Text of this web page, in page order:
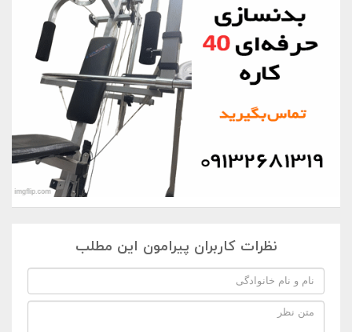
نظرات کاربران پیرامون این مطلب